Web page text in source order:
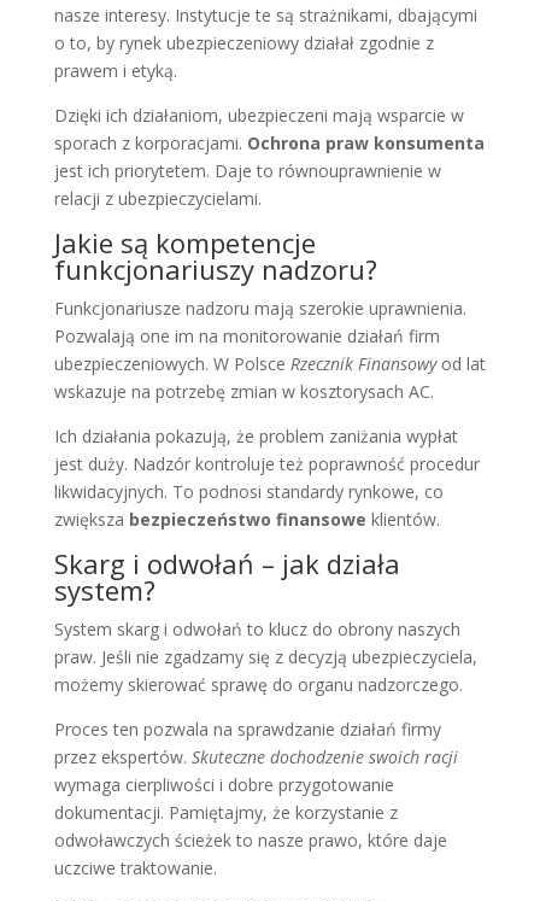
nasze interesy. Instytucje te są strażnikami, dbającymi
o to, by rynek ubezpieczeniowy działał zgodnie z
prawem i etyką.
Dzięki ich działaniom, ubezpieczeni mają wsparcie w
sporach z korporacjami. Ochrona praw konsumenta
jest ich priorytetem. Daje to równouprawnienie w
relacji z ubezpieczycielami.
Jakie są kompetencje
funkcjonariuszy nadzoru?
Funkcjonariusze nadzoru mają szerokie uprawnienia.
Pozwalają one im na monitorowanie działań firm
ubezpieczeniowych. W Polsce Rzecznik Finansowyod lat
wskazuje na potrzebę zmian w kosztorysach AC.
Ich działania pokazują, że problem zaniżania wypłat
jest duży. Nadzór kontroluje też poprawność procedur
likwidacyjnych. To podnosi standardy rynkowe, co
zwiększa bezpieczeństwo finansowe klientów.
Skarg i odwołań – jak działa
system?
System skarg i odwołań to klucz do obrony naszych
praw. Jeśli nie zgadzamy się z decyzją ubezpieczyciela,
możemy skierować sprawę do organu nadzorczego.
Proces ten pozwala na sprawdzanie działań firmy
przez ekspertów. Skuteczne dochodzenie swoich racji
wymaga cierpliwości i dobre przygotowanie
dokumentacji. Pamiętajmy, że korzystanie z
odwoławczych ścieżek to nasze prawo, które daje
uczciwe traktowanie.